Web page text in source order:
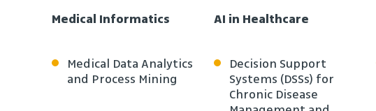
Medical Informatics
Medical Data Analytics
and Process Mining
AI in Healthcare
Decision Support
Systems (DSSs) for
Chronic Disease